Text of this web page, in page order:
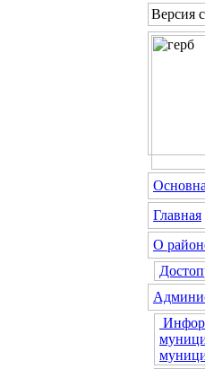
Версия
Главная
О